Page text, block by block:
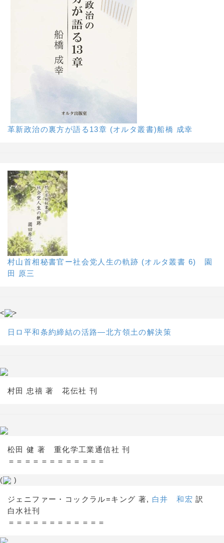
革新政治の裏方が語る13章 (オルタ叢書)船橋 成幸
村山首相秘書官ー社会党人生の軌跡 (オルタ叢書 6) 園
田 原三
< >
日ロ平和条約締結の活路―北方領土の解決策
村田 忠禧 著 花伝社 刊
松田 健 著 重化学工業通信社 刊
＝＝＝＝＝＝＝＝＝＝＝＝
( )
ジェニファー・コックラル=キング 著, 白井 和宏 訳
白水社刊
＝＝＝＝＝＝＝＝＝＝＝＝